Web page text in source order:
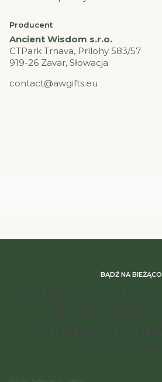
Producent
Ancient Wisdom s.r.o.
CTPark Trnava, Prílohy 583/57
919-26 Zavar, Słowacja
contact@awgifts.eu
BĄDŹ NA BIEŻĄCO